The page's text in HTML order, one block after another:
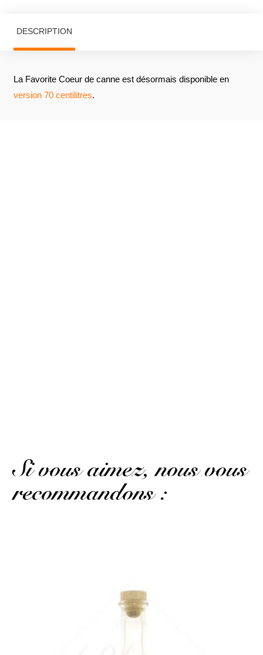
DESCRIPTION
La Favorite Coeur de canne est désormais disponible en
version 70 centilitres.
Si vous aimez, nous vous
recommandons :